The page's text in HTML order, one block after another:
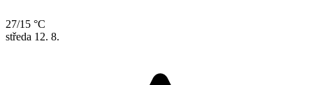
27/15 °C
středa 12. 8.